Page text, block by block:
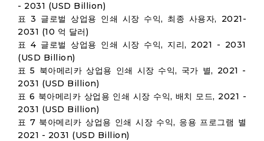
- 2031 (USD Billion)
표 3 글로벌 상업용 인쇄 시장 수익, 최종 사용자, 2021-
2031 (10 억 달러)
표 4 글로벌 상업용 인쇄 시장 수익, 지리, 2021 - 2031
(USD Billion)
표 5 북아메리카 상업용 인쇄 시장 수익, 국가 별, 2021 -
2031 (USD Billion)
표 6 북아메리카 상업용 인쇄 시장 수익, 배치 모드, 2021 -
2031 (USD Billion)
표 7 북아메리카 상업용 인쇄 시장 수익, 응용 프로그램 별
2021 - 2031 (USD Billion)